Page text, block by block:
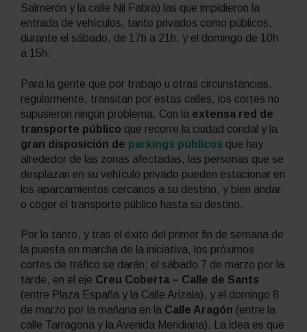
Salmerón y la calle Nil Fabra) las que impidieron la
entrada de vehículos, tanto privados como públicos,
durante el sábado, de 17h a 21h, y el domingo de 10h
a 15h.
Para la gente que por trabajo u otras circunstancias,
regularmente, transitan por estas calles, los cortes no
supusieron ningún problema. Con la extensa red de
transporte público que recorre la ciudad condal y la
gran disposición de parkings públicos que hay
alrededor de las zonas afectadas, las personas que se
desplazan en su vehículo privado pueden estacionar en
los aparcamientos cercanos a su destino, y bien andar
o coger el transporte público hasta su destino.
Por lo tanto, y tras el éxito del primer fin de semana de
la puesta en marcha de la iniciativa, los próximos
cortes de tráfico se darán; el sábado 7 de marzo por la
tarde, en el eje Creu Coberta – Calle de Sants
(entre Plaza España y la Calle Arizala), y el domingo 8
de marzo por la mañana en la Calle Aragón (entre la
calle Tarragona y la Avenida Meridiana). La idea es que